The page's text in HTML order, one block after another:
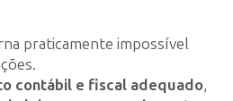
praticamente impossível
contábil e fiscal adequado,